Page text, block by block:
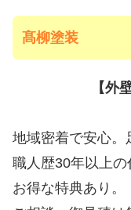
髙柳塗装
【外
地域密着で安心。
職人歴30年以上の
お得な特典あり。